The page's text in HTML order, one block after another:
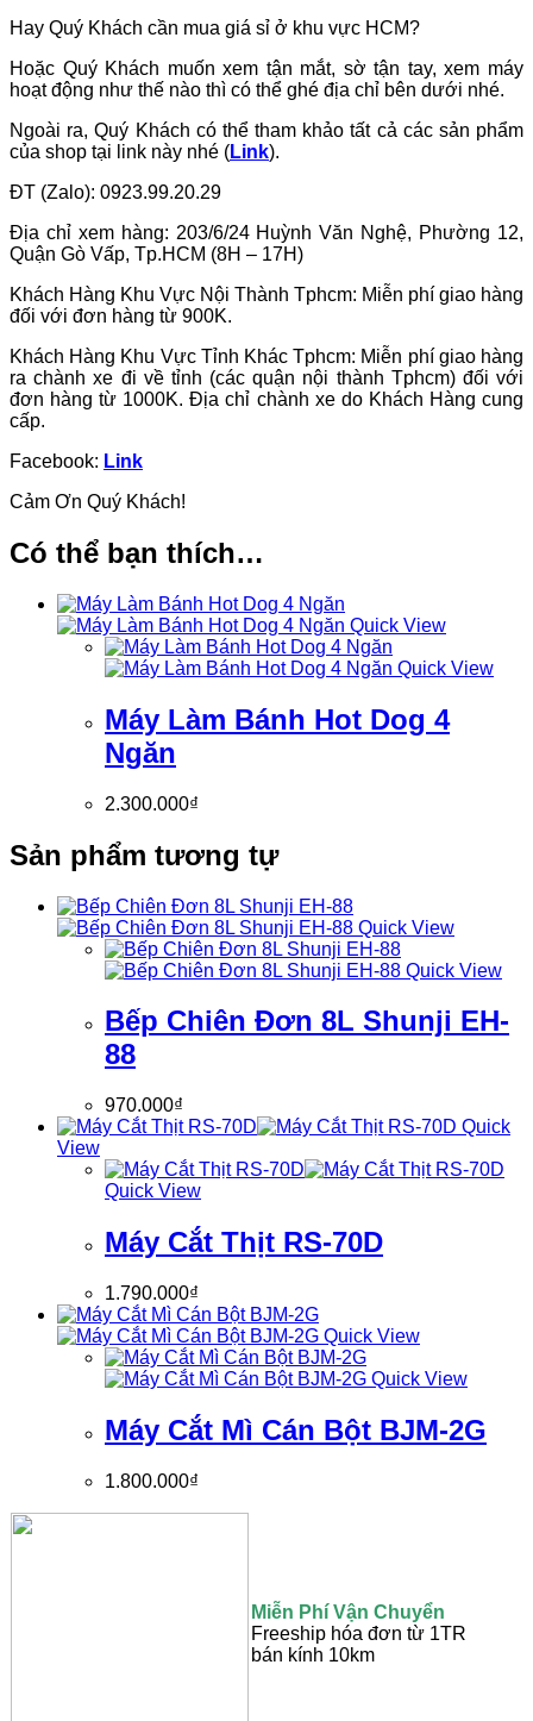
Hay Quý Khách cần mua giá sỉ ở khu vực HCM?
Hoặc Quý Khách muốn xem tận mắt, sờ tận tay, xem máy
hoạt động như thế nào thì có thể ghé địa chỉ bên dưới nhé.
Ngoài ra, Quý Khách có thể tham khảo tất cả các sản phẩm
của shop tại link này nhé (Link).
ĐT (Zalo): 0923.99.20.29
Địa chỉ xem hàng: 203/6/24 Huỳnh Văn Nghệ, Phường 12,
Quận Gò Vấp, Tp.HCM (8H – 17H)
Khách Hàng Khu Vực Nội Thành Tphcm: Miễn phí giao hàng
đối với đơn hàng từ 900K.
Khách Hàng Khu Vực Tỉnh Khác Tphcm: Miễn phí giao hàng
ra chành xe đi về tỉnh (các quận nội thành Tphcm) đối với
đơn hàng từ 1000K. Địa chỉ chành xe do Khách Hàng cung
cấp.
Facebook: Link
Cảm Ơn Quý Khách!
Có thể bạn thích…
Quick View
Quick View
Máy Làm Bánh Hot Dog 4
Ngăn
2.300.000₫
Sản phẩm tương tự
Quick View
Quick View
Bếp Chiên Đơn 8L Shunji EH-
88
970.000₫
Quick
View
Quick View
Máy Cắt Thịt RS-70D
1.790.000₫
Quick View
Quick View
Máy Cắt Mì Cán Bột BJM-2G
1.800.000₫
Miễn Phí Vận Chuyển
Freeship hóa đơn từ 1TR
bán kính 10km